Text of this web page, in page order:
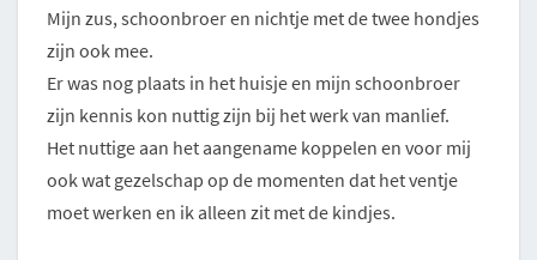
Mijn zus, schoonbroer en nichtje met de twee hondjes
zijn ook mee.
Er was nog plaats in het huisje en mijn schoonbroer
zijn kennis kon nuttig zijn bij het werk van manlief.
Het nuttige aan het aangename koppelen en voor mij
ook wat gezelschap op de momenten dat het ventje
moet werken en ik alleen zit met de kindjes.